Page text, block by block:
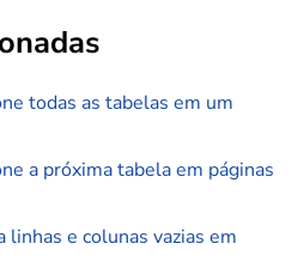
todas as tabelas em um
a próxima tabela em páginas
linhas e colunas vazias em